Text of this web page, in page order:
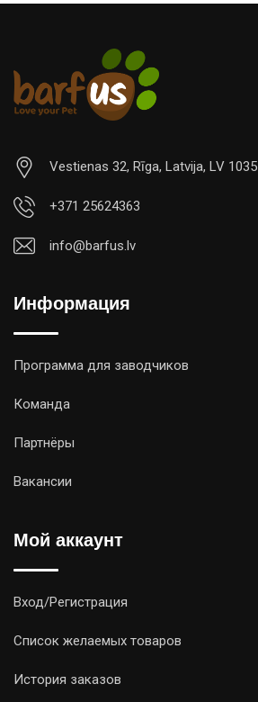
Vestienas 32, Rīga, Latvija, LV 1035
+371 25624363
info@barfus.lv
Информация
Программа для заводчиков
Команда
Партнёры
Вакансии
Мой аккаунт
Вход/Регистрация
Список желаемых товаров
История заказов